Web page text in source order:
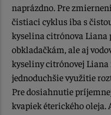
naprázdno. Pre
čistiaci cyklus iba s
kyselina citrónova Liana
obkladačkám, ale aj
kyseliny citrónovej Liana
jednoduchšie využitie
Pre dosiahnutie
kvapiek éterického oleja.